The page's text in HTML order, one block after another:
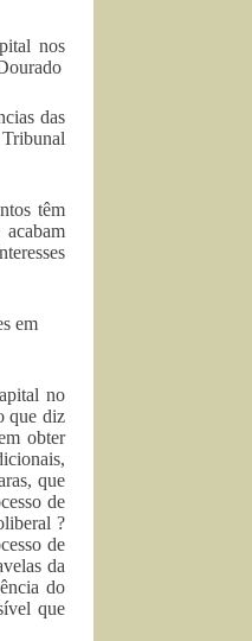
nos
das
têm
em
no
que diz
obter
que
de
?
de
da
do
que